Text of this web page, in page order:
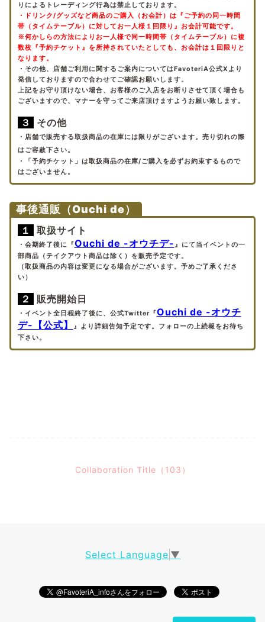
りによるトレーディング行為は禁止しております。
・ドリンク/グッズなど商品のご購入（お会計）は『ご予約の同一時間
帯（タイムテーブル）に対してお一人様１回限り』お会計可能です。
※何かしらの方法によりお一人様で同一時間帯（タイムテーブル）に複
数枚『予約チケット』を所持されていたとしても、お会計は１回限りと
なります。
・その他、店舗ご利用に関するご案内についてはFavoteriA公式Xより
発信しておりますので合わせてご確認お願いします。
上記をお守り頂けない場合、お客様のご入店をお断りさせて頂く場合も
ございますので、マナーを守ってご来店頂けますようお願い致します。
３ その他
・ 店舗で販売する取扱商品の在庫には限りがございます。売り切れの際
はご容赦下さい。
・「予約チケット」は取扱商品の在庫/ご購入を必ずお約束するもので
はございません。
事後通販（Ouchi de）
１ 取扱サイト
・会期終了後に『Ouchi de -オウチデ- 』にて当イベントの一
部商品（テイクアウト商品は除く）を販売予定です。
（取扱商品の内容は変更になる場合がございます。予めご了承くださ
い）
２ 販売開始日
・イベント全日程終了後に、公式Twitter『Ouchi de -オウチ
デ-【公式】
』より詳細告知予定です。フォローの上続報をお待ち
下さい。
Collaboration Title（103）
Select Language ▼